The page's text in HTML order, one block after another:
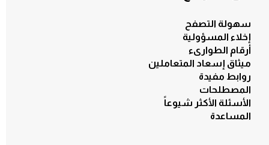
سهولة التصفح
إخلاء المسؤولية
أرقام الطوارىء
ميثاق إسعاد المتعاملين
روابط مفيدة
المصطلحات
الأسئلة الأكثر شيوعاً
المساعدة